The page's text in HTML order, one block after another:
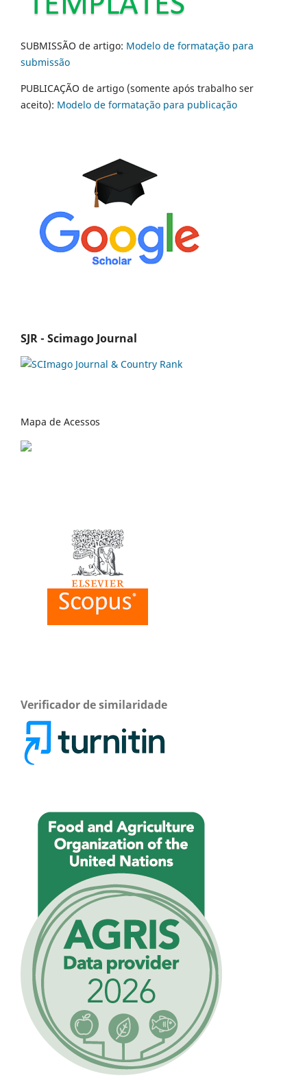
SUBMISSÃO de artigo: Modelo de formatação para
submissão
PUBLICAÇÃO de artigo (somente após trabalho ser
aceito): Modelo de formatação para publicação
SJR - Scimago Journal
Mapa de Acessos
Verificador de similaridade